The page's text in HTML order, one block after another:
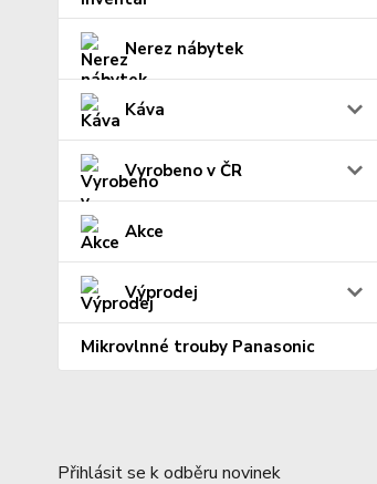
Nerez nábytek
Káva
Vyrobeno v ČR
Akce
Výprodej
Mikrovlnné trouby Panasonic
Přihlásit se k odběru novinek